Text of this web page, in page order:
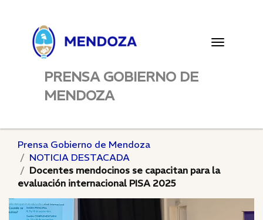
Toggle
PRENSA GOBIERNO DE
MENDOZA
Prensa Gobierno de Mendoza
NOTICIA DESTACADA
Docentes mendocinos se capacitan para la
evaluación internacional PISA 2025